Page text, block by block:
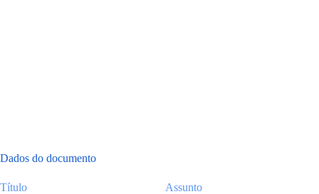
Dados do documento
Título Assunto